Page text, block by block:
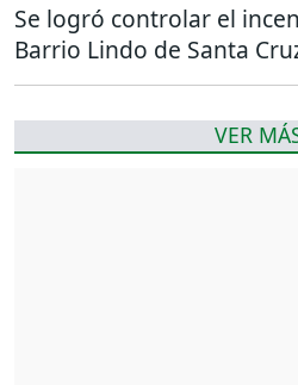
Se logró controlar el
Barrio Lindo de Santa
VER